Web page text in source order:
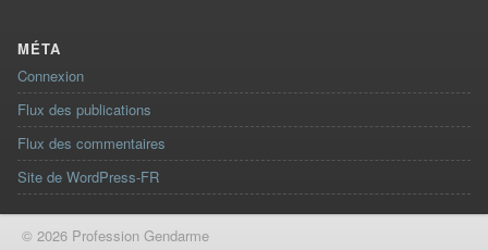
MÉTA
Connexion
Flux des publications
Flux des commentaires
Site de WordPress-FR
© 2026 Profession Gendarme